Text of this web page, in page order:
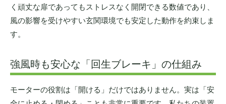
く頑丈な扉であってもストレスなく開閉できる数値であり、
風の影響を受けやすい玄関環境でも安定した動作を約束しま
す。
強風時も安心な「回生ブレーキ」の仕組み
モーターの役割は「開ける」だけではありません。実は「安